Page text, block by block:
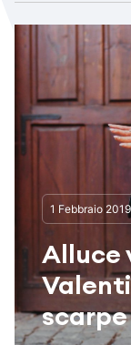
1 Febbraio 2019
Alluce